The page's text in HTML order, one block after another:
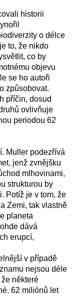
historii
o délce
to, že nikdo
co by
objevu
se ho autoři
způsobovat.
příčin, dosud
ovlivňuje
periodou 62
Muller podezřívá
jenž zvnějšku
mlhovinami,
strukturou by
Potíž je v tom, že
Zemi, tak vlastně
planeta
dává
erupcí,
v případě
nejsou déle
některé
62 miliónů let